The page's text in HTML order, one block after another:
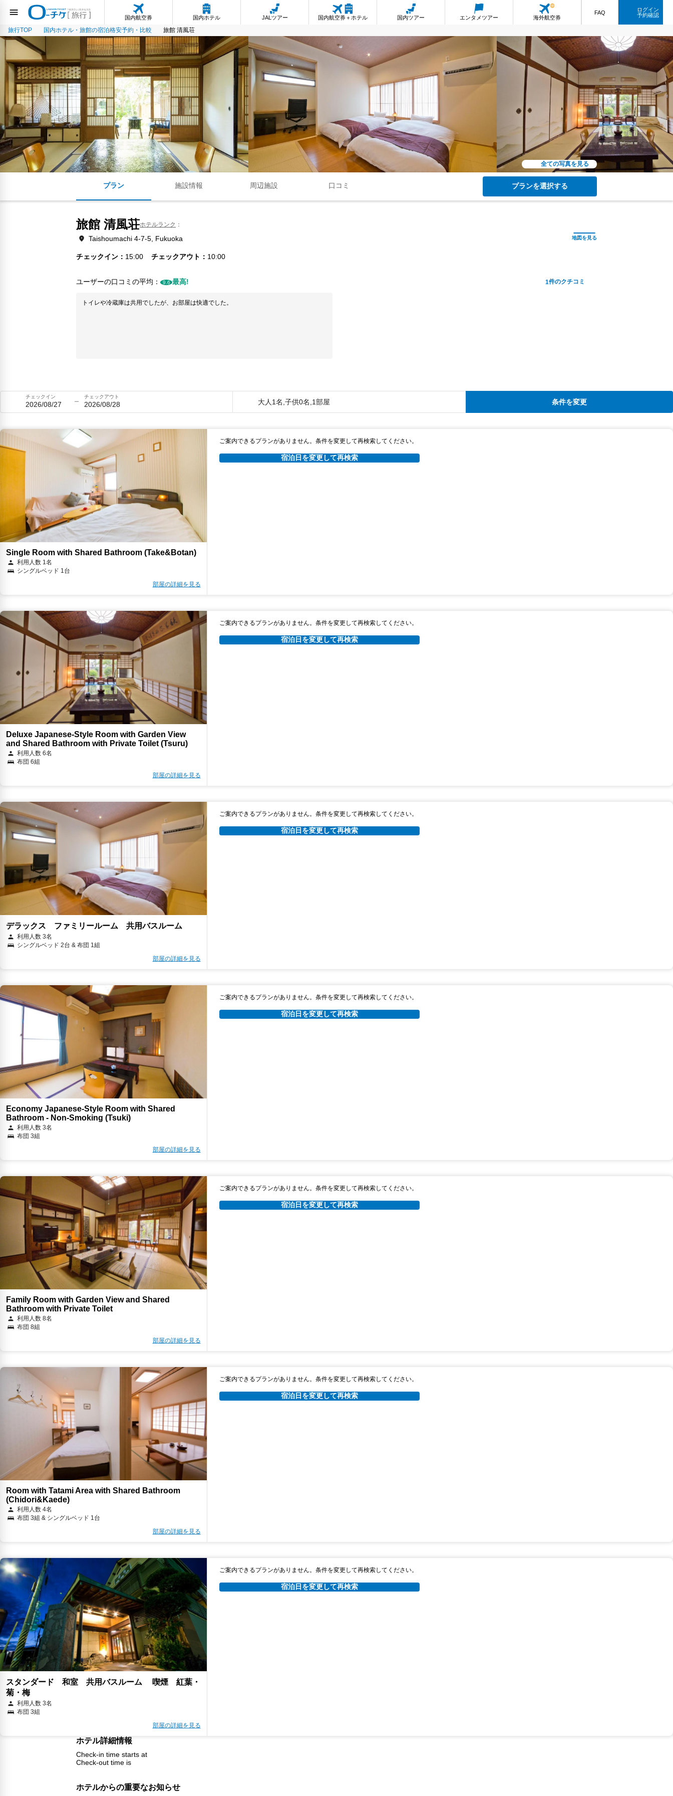
国内航空券 国内ホテル JALツアー 国内航空券＋ホテル 国内ツアー エンタメツアー 海外航空券
FAQ
ログイン
予約確認
旅行TOP 国内ホテル・旅館の宿泊格安予約・比較 旅館 清風荘
全ての写真を見る
プラン 施設情報 周辺施設 口コミ プランを選択する
旅館 清風荘ホテルランク
Taishoumachi 4-7-5, Fukuoka
チェックイン 15:00 チェックアウト 10:00
ユーザーの口コミの平均： 9.6 最高! 1件のクチコミ
トイレや冷蔵庫は共用でしたが、お部屋は快適でした。
チェックイン
2026/08/27
チェックアウト
2026/08/28 大人1名,子供0名,1部屋 条件を変更
Single Room with Shared Bathroom (Take&Botan)
利用人数 1名
シングルベッド 1台
部屋の詳細を見る
ご案内できるプランがありません。条件を変更して再検索してください。
宿泊日を変更して再検索
Deluxe Japanese-Style Room with Garden View
and Shared Bathroom with Private Toilet (Tsuru)
利用人数 6名
布団 6組
部屋の詳細を見る
ご案内できるプランがありません。条件を変更して再検索してください。
宿泊日を変更して再検索
デラックス ファミリールーム 共用バスルーム
利用人数 3名
シングルベッド 2台 & 布団 1組
部屋の詳細を見る
ご案内できるプランがありません。条件を変更して再検索してください。
宿泊日を変更して再検索
Economy Japanese-Style Room with Shared
Bathroom - Non-Smoking (Tsuki)
利用人数 3名
布団 3組
部屋の詳細を見る
ご案内できるプランがありません。条件を変更して再検索してください。
宿泊日を変更して再検索
Family Room with Garden View and Shared
Bathroom with Private Toilet
利用人数 8名
布団 8組
部屋の詳細を見る
ご案内できるプランがありません。条件を変更して再検索してください。
宿泊日を変更して再検索
Room with Tatami Area with Shared Bathroom
(Chidori&Kaede)
利用人数 4名
布団 3組 & シングルベッド 1台
部屋の詳細を見る
ご案内できるプランがありません。条件を変更して再検索してください。
宿泊日を変更して再検索
スタンダード 和室 共用バスルーム 喫煙 紅葉・
菊・梅
利用人数 3名
布団 3組
部屋の詳細を見る
ご案内できるプランがありません。条件を変更して再検索してください。
宿泊日を変更して再検索
ホテル詳細情報
Check-in time starts at
Check-out time is
ホテルからの重要なお知らせ